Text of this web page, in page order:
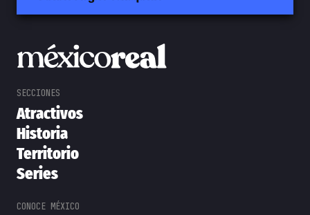
Atractivos
Historia
Territorio
Series